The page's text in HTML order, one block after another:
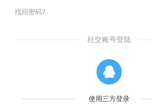
找回密码?
社交账号登陆
使用三方登录